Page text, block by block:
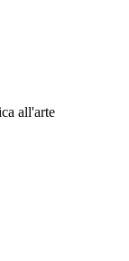
all'arte